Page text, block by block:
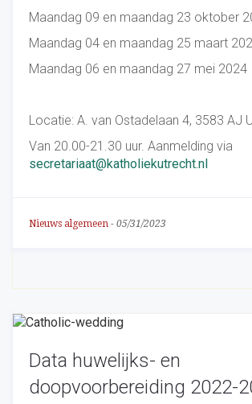
Maandag 09 en maandag 23 oktober
Maandag 04 en maandag 25 maart
Maandag 06 en maandag 27 mei 2024
Locatie: A. van Ostadelaan 4, 3583 AJ
Van 20.00-21.30 uur. Aanmelding via
secretariaat@katholiekutrecht.nl
Nieuws algemeen - 05/31/2023
Data huwelijks- en
doopvoorbereiding 2022-